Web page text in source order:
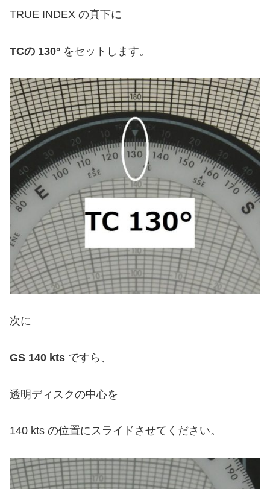
TRUE INDEX の真下に
TCの 130° をセットします。
次に
GS 140 kts ですら、
透明ディスクの中心を
140 kts の位置にスライドさせてください。